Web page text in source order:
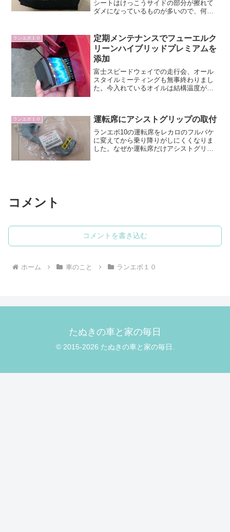
シートはけっこうサイドの部分が擦れて
ダメになっているものが多いので、何と
クターだと思うので、実際に取り付けて
みました。レカロ純正...
ランエボ１０
定期メンテナンスでフューエルク
リーンハイブリッドプレミアムを
添加
富士スピードウェイでの走行会、オール
スタイルミーティングも無事終わりまし
た。今入れているオイルは結構温度が上
グをかねて、古河工業のフ...
ランエボ１０ 運転席にアシストグリップの取付
ランエボ10の運転席をレカロのフルバケ
に変えてから乗り降りがしにくくなりま
した。なぜか運転席だけアシストグリッ
コメント
コメントを書き込む
ホーム 車のこと ランエボ１０
たぬきの車と家の毎日
© 2015-2026 たぬきの車と家の毎日.